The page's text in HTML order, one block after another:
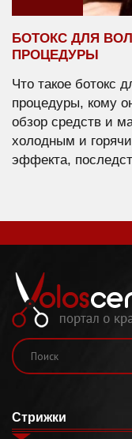
БОТОКС ДЛЯ
ПРОЦЕДУРЫ
Что такое ботокс
процедуры, кому
обзор средств и
холодным и
эффекта,
Стрижки